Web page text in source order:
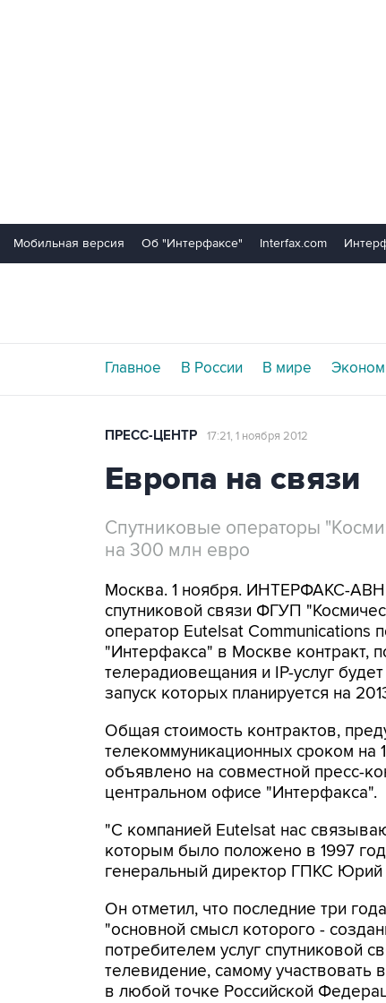
Мобильная версия Об "Интерфаксе" Interfax.com
Главное В России В мире
ПРЕСС-ЦЕНТР 17:21, 1 ноября 2012
Европа на связи
Спутниковые операторы
на 300 млн евро
Москва. 1 ноября. ИНТЕРФАКС-АВН
спутниковой связи ФГУП
оператор Eutelsat Communications
"Интерфакса" в Москве контракт,
телерадиовещания и IP-услуг
запуск которых планируется на
Общая стоимость контрактов,
телекоммуникационных сроком на
объявлено на совместной пресс-
центральном офисе "Интерфакса".
"С компанией Eutelsat нас
которым было положено в 1997
генеральный директор ГПКС
Он отметил, что последние три
"основной смысл которого -
потребителем услуг спутниковой
телевидение, самому участвовать
в любой точке Российской